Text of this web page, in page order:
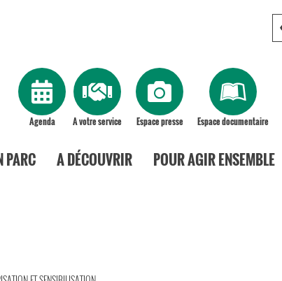
Agenda A votre service Espace presse Espace documentaire
PARC A DÉCOUVRIR POUR AGIR ENSEMBLE